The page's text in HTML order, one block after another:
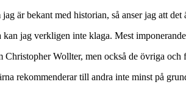
är bekant med historian, så anser jag att
jag verkligen inte klaga. Mest
Christopher Wollter, men också de övriga
rekommenderar till andra inte minst på